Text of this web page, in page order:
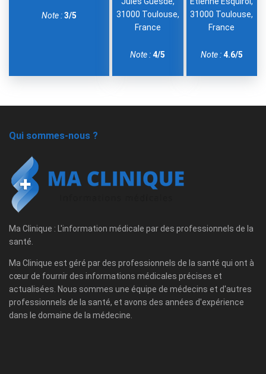
Note :3/5
31000 Toulouse,
France
Note : 4/5
31000 Toulouse,
France
Note :4.6/5
Qui sommes-nous ?
Ma Clinique : L'information médicale par des professionnels de la
santé.
Ma Clinique est géré par des professionnels de la santé qui ont à
cœur de fournir des informations médicales précises et
actualisées. Nous sommes une équipe de médecins et d'autres
professionnels de la santé, et avons des années d'expérience
dans le domaine de la médecine.